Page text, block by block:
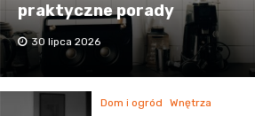
praktyczne porady
30 lipca 2026
Dom i ogród Wnętrza